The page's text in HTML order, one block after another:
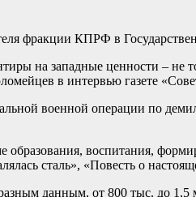
фракции КПРФ в
на западные ценности – не
в интервью газете
военной операции по
воспитания,
сталь», «Повесть о
данным, от 800 тыс. до